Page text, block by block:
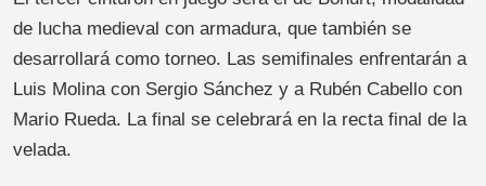
de lucha medieval con armadura, que también se
desarrollará como torneo. Las semifinales enfrentarán a
Luis Molina con Sergio Sánchez y a Rubén Cabello con
Mario Rueda. La final se celebrará en la recta final de la
velada.